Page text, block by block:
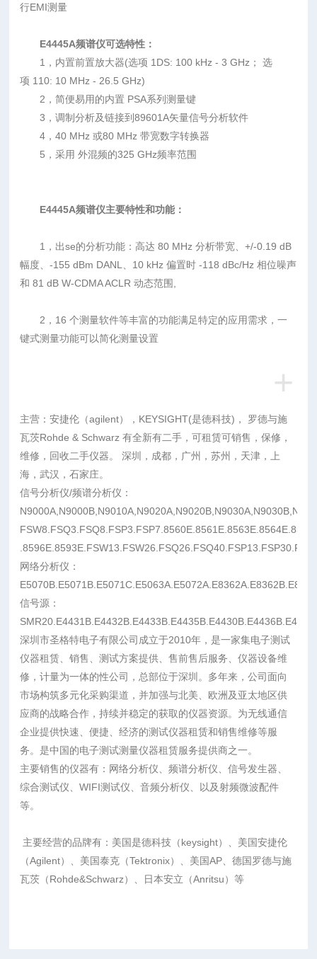
行EMI测量
E4445A频谱仪可选特性：
1，内置前置放大器(选项 1DS: 100 kHz - 3 GHz； 选
项 110: 10 MHz - 26.5 GHz)
2，简便易用的内置 PSA系列测量键
3，调制分析及链接到89601A矢量信号分析软件
4，40 MHz 或80 MHz 带宽数字转换器
5，采用 外混频的325 GHz频率范围
E4445A频谱仪主要特性和功能：
1，出se的分析功能：高达 80 MHz 分析带宽、+/-0.19 dB
幅度、-155 dBm DANL、10 kHz 偏置时 -118 dBc/Hz 相位噪声
和 81 dB W-CDMA ACLR 动态范围,
2，16 个测量软件等丰富的功能满足特定的应用需求，一
键式测量功能可以简化测量设置
+
主营：安捷伦（agilent），KEYSIGHT(是徳科技)， 罗德与施
瓦茨Rohde & Schwarz 有全新有二手，可租赁可销售，保修，
维修，回收二手仪器。 深圳，成都，广州，苏州，天津，上
海，武汉，石家庄。
信号分析仪/频谱分析仪：
网络分析仪：
信号源：
深圳市圣格特电子有限公司成立于2010年，是一家集电子测试
仪器租赁、销售、测试方案提供、售前售后服务、仪器设备维
修，计量为一体的性公司，总部位于深圳。多年来，公司面向
市场构筑多元化采购渠道，并加强与北美、欧洲及亚太地区供
应商的战略合作，持续并稳定的获取的仪器资源。为无线通信
企业提供快速、便捷、经济的测试仪器租赁和销售维修等服
务。是中国的电子测试测量仪器租赁服务提供商之一。
主要销售的仪器有：网络分析仪、频谱分析仪、信号发生器、
综合测试仪、WIFI测试仪、音频分析仪、以及射频微波配件
等。
主要经营的品牌有：美国是德科技（keysight）、美国安捷伦
（Agilent）、美国泰克（Tektronix）、美国AP、德国罗德与施
瓦茨（Rohde&Schwarz）、日本安立（Anritsu）等